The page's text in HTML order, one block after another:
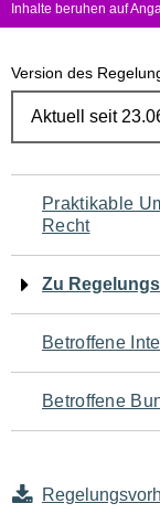
Inhalte beruhen auf
Version des
für
den
Praktikable
Recht
Zu
Betroffene
Betroffene